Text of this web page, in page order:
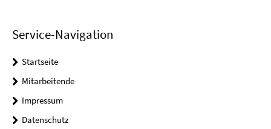
Service-Navigation
Startseite
Mitarbeitende
Impressum
Datenschutz